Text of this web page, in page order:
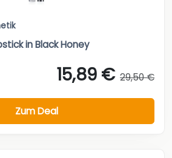
in Black Honey
15,89 € 29,50 €
Zum Deal